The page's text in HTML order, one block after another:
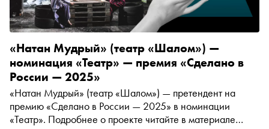
«Натан Мудрый» (театр «Шалом») —
номинация «Театр» — премия «Сделано в
России — 2025»
«Натан Мудрый» (театр «Шалом») — претендент на
премию «Сделано в России — 2025» в номинации
«Театр». Подробнее о проекте читайте в материале